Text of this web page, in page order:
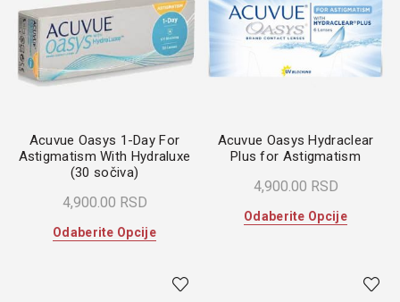
Acuvue Oasys 1-Day For
Astigmatism With Hydraluxe
(30 sočiva)
4,900.00 RSD
Odaberite OpcijeOvaj
više
Acuvue Oasys Hydraclear
Plus for Astigmatism
4,900.00 RSD
Odaberite OpcijeOvaj
više
varijanti.